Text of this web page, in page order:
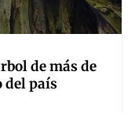
de más de
del país